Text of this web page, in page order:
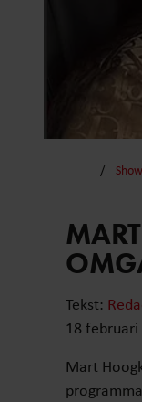
Tekst:
18 februari
Mart
programma